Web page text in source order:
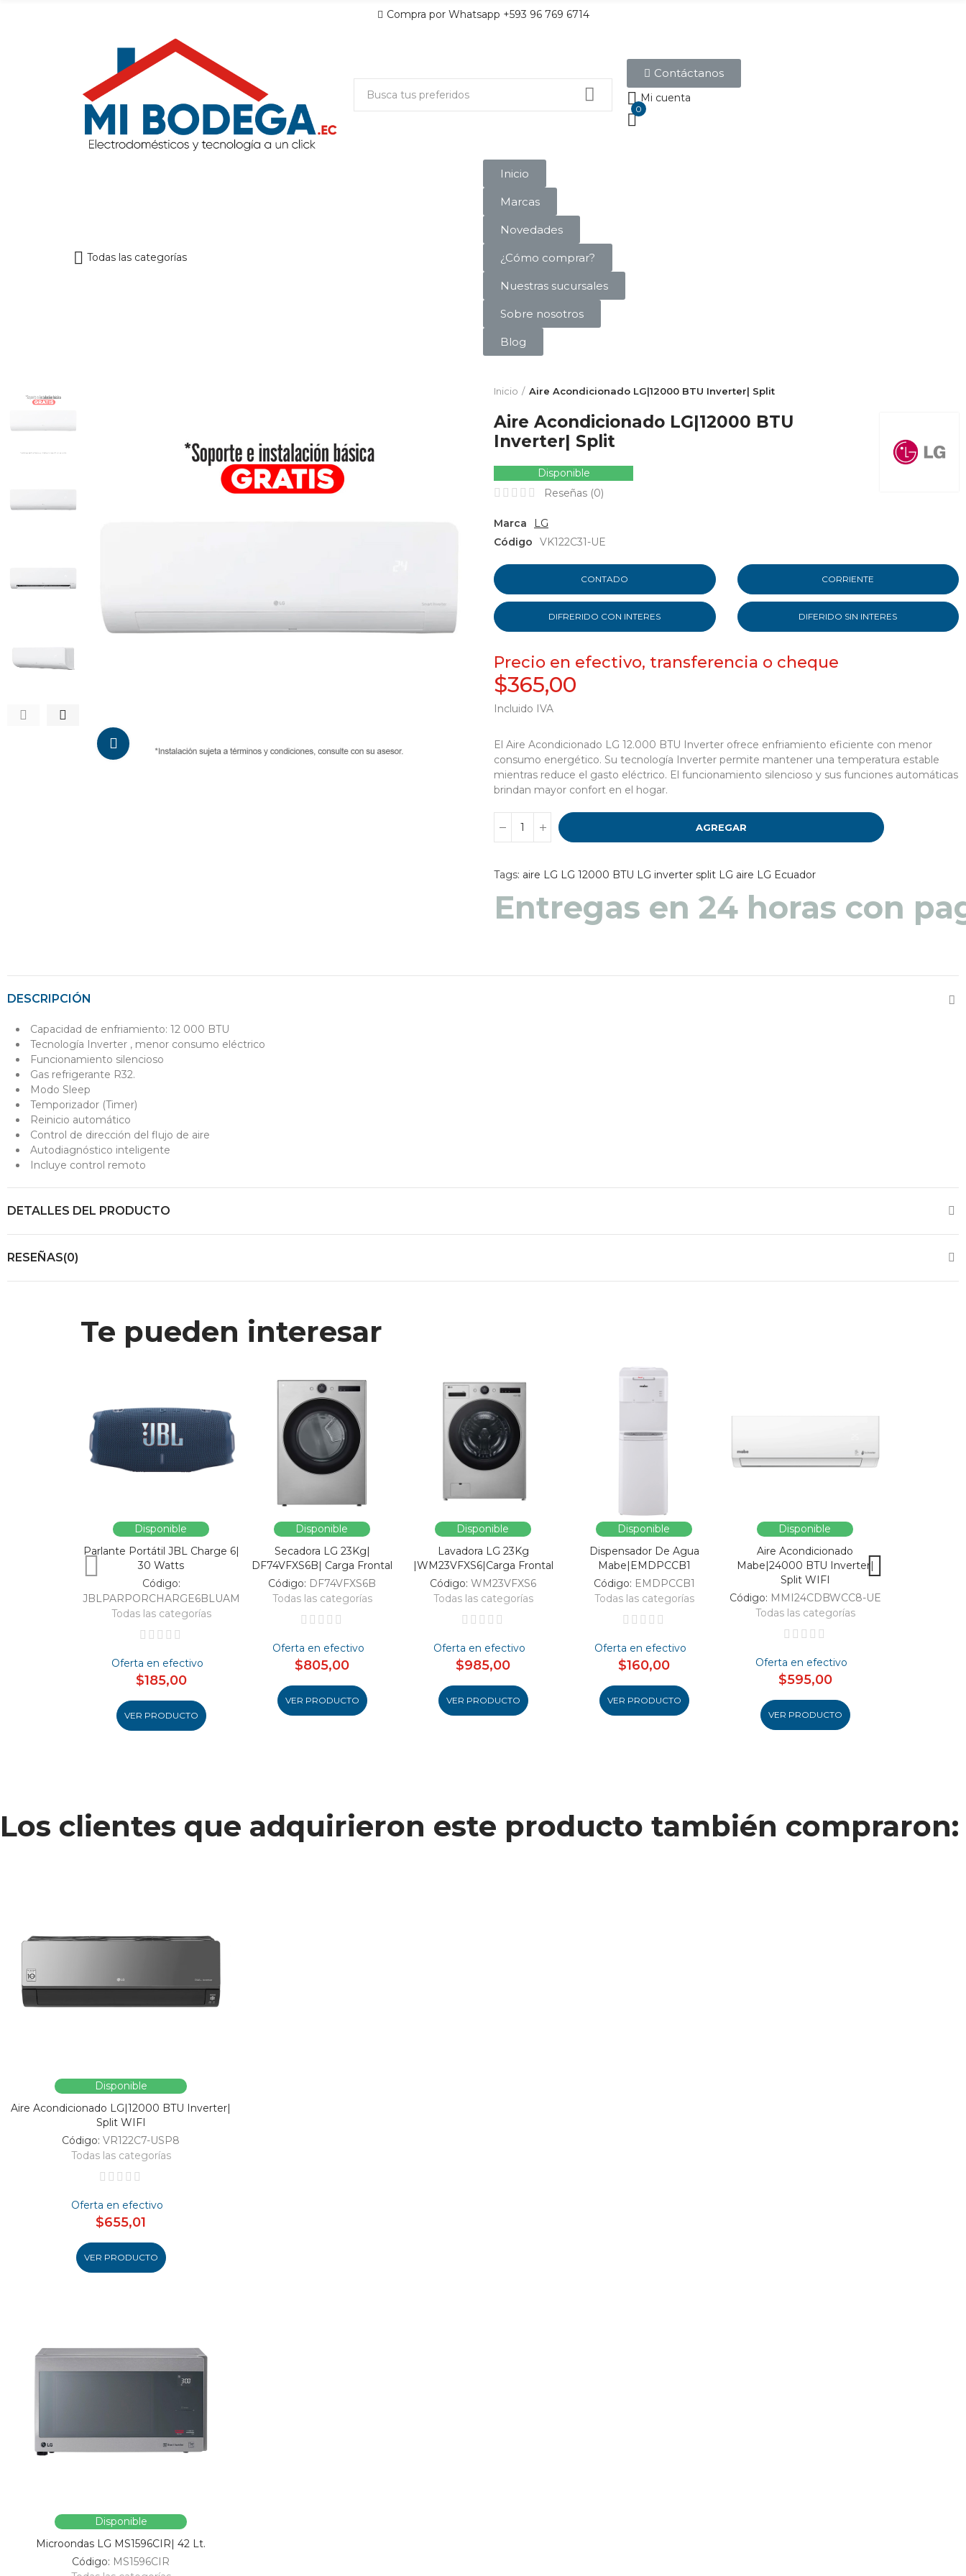
Compra por Whatsapp +593 96 769 6714
Contáctanos
Mi cuenta
0
Todas las categorías
Inicio
Marcas
Novedades
¿Cómo comprar?
Nuestras sucursales
Sobre nosotros
Blog
Inicio Aire Acondicionado LG|12000 BTU Inverter| Split
Aire Acondicionado LG|12000 BTU
Inverter| Split
Disponible
Reseñas (0)
Marca
LG
Código
VK122C31-UE
CONTADO CORRIENTE
DIFRERIDO CON INTERES DIFERIDO SIN INTERES
Precio en efectivo, transferencia o cheque
$365,00
Incluido IVA
El Aire Acondicionado LG 12.000 BTU Inverter ofrece enfriamiento eficiente con menor
consumo energético. Su tecnología Inverter permite mantener una temperatura estable
mientras reduce el gasto eléctrico. El funcionamiento silencioso y sus funciones automáticas
brindan mayor confort en el hogar.
AGREGAR
Tags: aire LG LG 12000 BTU LG inverter split LG aire LG Ecuador
Entregas en 48 a 72 horas
DESCRIPCIÓN
Capacidad de enfriamiento: 12 000 BTU
Tecnología Inverter , menor consumo eléctrico
Funcionamiento silencioso
Gas refrigerante R32.
Modo Sleep
Temporizador (Timer)
Reinicio automático
Control de dirección del flujo de aire
Autodiagnóstico inteligente
Incluye control remoto
DETALLES DEL PRODUCTO
RESEÑAS(0)
Te pueden interesar
Disponible
Parlante Portátil JBL Charge 6|
30 Watts
Código:
JBLPARPORCHARGE6BLUAM
Todas las categorías
Oferta en efectivo
$185,00
VER PRODUCTO
Disponible
Secadora LG 23Kg|
DF74VFXS6B| Carga Frontal
Código: DF74VFXS6B
Todas las categorías
Oferta en efectivo
$805,00
VER PRODUCTO
Disponible
Lavadora LG 23Kg
|WM23VFXS6|Carga Frontal
Código: WM23VFXS6
Todas las categorías
Oferta en efectivo
$985,00
VER PRODUCTO
Disponible
Dispensador De Agua
Mabe|EMDPCCB1
Código: EMDPCCB1
Todas las categorías
Oferta en efectivo
$160,00
VER PRODUCTO
Disponible
Aire Acondicionado
Mabe|24000 BTU Inverter|
Split WIFI
Código: MMI24CDBWCC8-UE
Todas las categorías
Oferta en efectivo
$595,00
VER PRODUCTO
Los clientes que adquirieron este producto también compraron:
Disponible
Aire Acondicionado LG|12000 BTU Inverter|
Split WIFI
Código: VR122C7-USP8
Todas las categorías
Oferta en efectivo
$655,01
VER PRODUCTO
Disponible
Microondas LG MS1596CIR| 42 Lt.
Código: MS1596CIR